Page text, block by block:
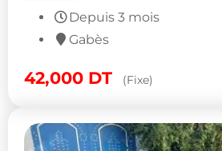
Depuis 3 mois
Gabès
42,000 DT (Fixe)